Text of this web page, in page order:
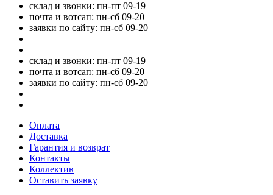
склад и звонки: пн-пт 09-19
почта и вотсап: пн-сб 09-20
заявки по сайту: пн-сб 09-20
склад и звонки: пн-пт 09-19
почта и вотсап: пн-сб 09-20
заявки по сайту: пн-сб 09-20
Оплата
Доставка
Гарантия и возврат
Контакты
Коллектив
Оставить заявку